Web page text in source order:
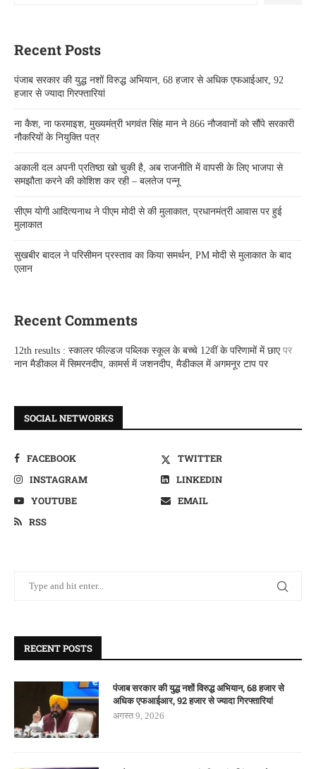
Recent Posts
पंजाब सरकार की युद्ध नशों विरुद्ध अभियान, 68 हजार से अधिक एफआईआर, 92
हजार से ज्यादा गिरफ्तारियां
ना कैश, ना फरमाइश, मुख्यमंत्री भगवंत सिंह मान ने 866 नौजवानों को सौंपे सरकारी
नौकरियों के नियुक्ति पत्र
अकाली दल अपनी प्रतिष्ठा खो चुकी है, अब राजनीति में वापसी के लिए भाजपा से
समझौता करने की कोशिश कर रही – बलतेज पन्नू
सीएम योगी आदित्यनाथ ने पीएम मोदी से की मुलाकात, प्रधानमंत्री आवास पर हुई
मुलाकात
सुखबीर बादल ने परिसीमन प्रस्ताव का किया समर्थन, PM मोदी से मुलाकात के बाद
एलान
Recent Comments
12th results : स्कालर फील्डज पब्लिक स्कूल के बच्चे 12वीं के परिणामों में छाएपर
नान मैडीकल में सिमरनदीप, कामर्स में जशनदीप, मैडीकल में अगमनूर टाप पर
SOCIAL NETWORKS
FACEBOOK
TWITTER
INSTAGRAM
LINKEDIN
YOUTUBE
EMAIL
RSS
RECENT POSTS
पंजाब सरकार की युद्ध नशों विरुद्ध अभियान, 68 हजार से
अधिक एफआईआर, 92 हजार से ज्यादा गिरफ्तारियां
अगस्त 9, 2026